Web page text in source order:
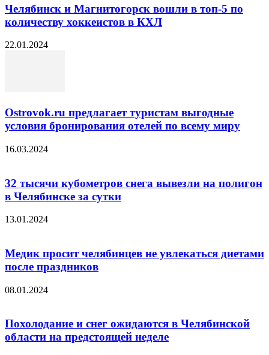
Челябинск и Магнитогорск вошли в топ-5 по
количеству хоккеистов в КХЛ
22.01.2024
Ostrovok.ru предлагает туристам выгодные
условия бронирования отелей по всему миру
16.03.2024
32 тысячи кубометров снега вывезли на полигон
в Челябинске за сутки
13.01.2024
Медик просит челябинцев не увлекаться диетами
после праздников
08.01.2024
Похолодание и снег ожидаются в Челябинской
области на предстоящей неделе